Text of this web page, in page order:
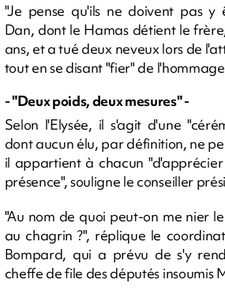
"Je pense qu'ils ne doivent pas y
Dan, dont le Hamas détient le
ans, et a tué deux neveux lors de
tout en se disant "fier" de
- "Deux poids, deux mesures" -
Selon l'Elysée, il s'agit d'une
dont aucun élu, par définition, ne
il appartient à chacun
présence", souligne le conseiller
"Au nom de quoi peut-on me nier
au chagrin ?", réplique le
Bompard, qui a prévu de s'y
cheffe de file des députés insoumis